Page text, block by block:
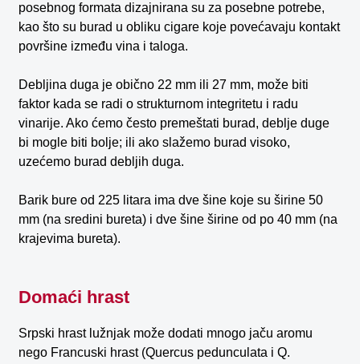
posebnog formata dizajnirana su za posebne potrebe,
kao što su burad u obliku cigare koje povećavaju kontakt
površine između vina i taloga.
Debljina duga je obično 22 mm ili 27 mm, može biti
faktor kada se radi o strukturnom integritetu i radu
vinarije. Ako ćemo često premeštati burad, deblje duge
bi mogle biti bolje; ili ako slažemo burad visoko,
uzećemo burad debljih duga.
Barik bure od 225 litara ima dve šine koje su širine 50
mm (na sredini bureta) i dve šine širine od po 40 mm (na
krajevima bureta).
Domaći hrast
Srpski hrast lužnjak može dodati mnogo jaču aromu
nego Francuski hrast (Quercus pedunculata i Q.